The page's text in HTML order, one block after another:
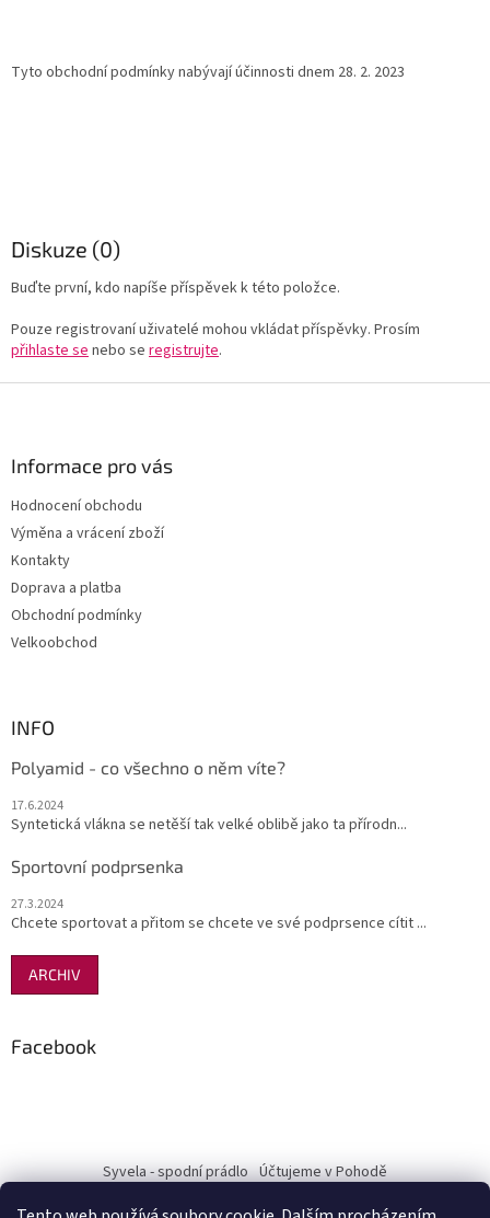
Tyto obchodní podmínky nabývají účinnosti dnem 28. 2. 2023
Diskuze (0)
Buďte první, kdo napíše příspěvek k této položce.
Pouze registrovaní uživatelé mohou vkládat příspěvky. Prosím
přihlaste senebo se registrujte.
Informace pro vás
Hodnocení obchodu
Výměna a vrácení zboží
Kontakty
Doprava a platba
Obchodní podmínky
Velkoobchod
INFO
Polyamid - co všechno o něm víte?
17.6.2024
Syntetická vlákna se netěší tak velké oblibě jako ta přírodn...
Sportovní podprsenka
27.3.2024
Chcete sportovat a přitom se chcete ve své podprsence cítit ...
ARCHIV
Facebook
Syvela - spodní prádlo Účtujeme v Pohodě